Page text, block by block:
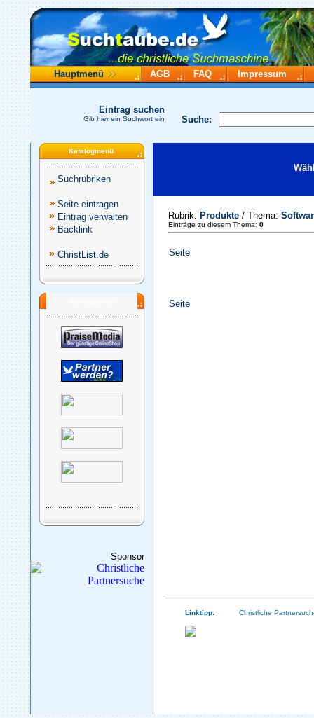
Hauptmenü AGB FAQ Impressum
Suche:
Eintrag suchen
Gib hier ein Suchwort ein
Katalogmenü
Suchrubriken
Seite eintragen
Eintrag verwalten
Backlink
ChristList.de
Sponsor
Rubrik: Produkte/ Thema:
Einträge zu diesem Thema: 0
Seite
Seite
Linktipp: Christliche